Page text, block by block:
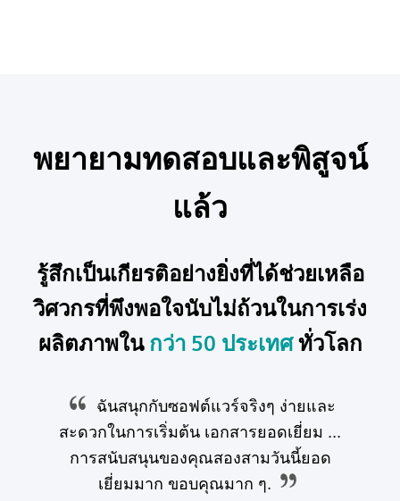
พยายามทดสอบและพิสูจน์
แล้ว
รู้สึกเป็นเกียรติอย่างยิ่งที่ได้ช่วยเหลือ
วิศวกรที่พึงพอใจนับไม่ถ้วนในการเร่ง
ผลิตภาพใน กว่า 50 ประเทศทั่วโลก
ฉันสนุกกับซอฟต์แวร์จริงๆ ง่ายและ
สะดวกในการเริ่มต้น เอกสารยอดเยี่ยม ...
การสนับสนุนของคุณสองสามวันนี้ยอด
เยี่ยมมาก ขอบคุณมาก ๆ.